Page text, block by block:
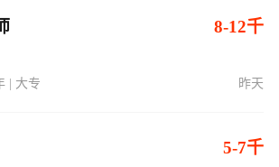
8-12千
| 大专 昨天
5-7千